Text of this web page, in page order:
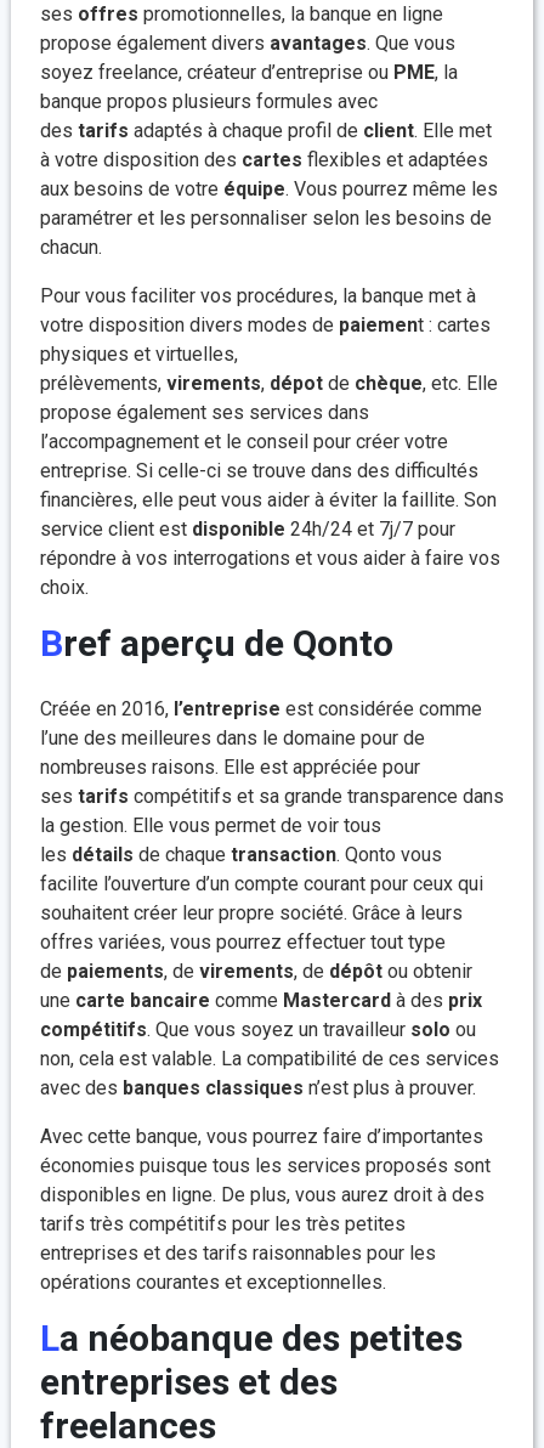
ses offres promotionnelles, la banque en ligne
propose également divers avantages. Que vous
soyez freelance, créateur d’entreprise ou PME, la
banque propos plusieurs formules avec
des tarifs adaptés à chaque profil de client. Elle met
à votre disposition des cartes flexibles et adaptées
aux besoins de votre équipe. Vous pourrez même les
paramétrer et les personnaliser selon les besoins de
chacun.
Pour vous faciliter vos procédures, la banque met à
votre disposition divers modes de paiement : cartes
physiques et virtuelles,
prélèvements, virements, dépot de chèque, etc. Elle
propose également ses services dans
l’accompagnement et le conseil pour créer votre
entreprise. Si celle-ci se trouve dans des difficultés
financières, elle peut vous aider à éviter la faillite. Son
service client est disponible 24h/24 et 7j/7 pour
répondre à vos interrogations et vous aider à faire vos
choix.
Bref aperçu de Qonto
Créée en 2016, l’entreprise est considérée comme
l’une des meilleures dans le domaine pour de
nombreuses raisons. Elle est appréciée pour
ses tarifs compétitifs et sa grande transparence dans
la gestion. Elle vous permet de voir tous
les détails de chaque transaction. Qonto vous
facilite l’ouverture d’un compte courant pour ceux qui
souhaitent créer leur propre société. Grâce à leurs
offres variées, vous pourrez effectuer tout type
de paiements, de virements, de dépôt ou obtenir
une carte bancaire comme Mastercard à des prix
compétitifs. Que vous soyez un travailleur solo ou
non, cela est valable. La compatibilité de ces services
avec des banques classiques n’est plus à prouver.
Avec cette banque, vous pourrez faire d’importantes
économies puisque tous les services proposés sont
disponibles en ligne. De plus, vous aurez droit à des
tarifs très compétitifs pour les très petites
entreprises et des tarifs raisonnables pour les
opérations courantes et exceptionnelles.
La néobanque des petites
entreprises et des
freelances